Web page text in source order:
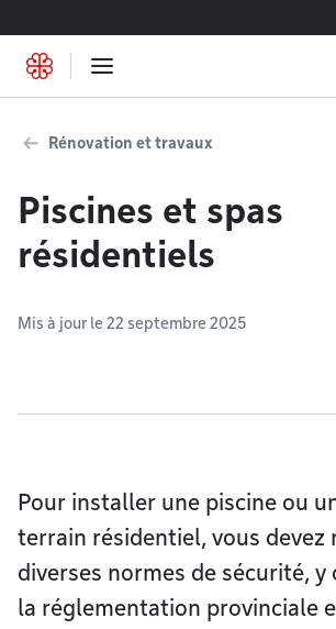
Rénovation et travaux
Piscines et spas
résidentiels
Mis à jour le 22 septembre 2025
Pour installer une piscine ou
terrain résidentiel, vous devez
diverses normes de sécurité, y
la réglementation provinciale